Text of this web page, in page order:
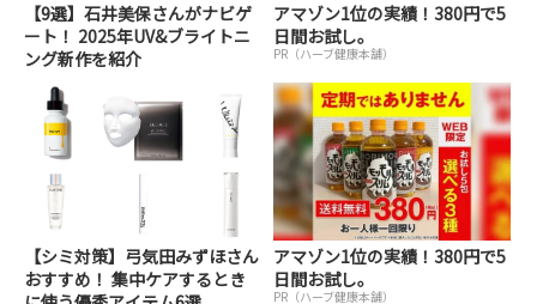
【9選】石井美保さんがナビゲ
ート！ 2025年UV&ブライトニ
ング新作を紹介
アマゾン1位の実績！380円で5
日間お試し。
PR（ハーブ健康本舗）
【シミ対策】弓気田みずほさん
おすすめ！ 集中ケアするとき
アマゾン1位の実績！380円で5
日間お試し。
PR（ハーブ健康本舗）